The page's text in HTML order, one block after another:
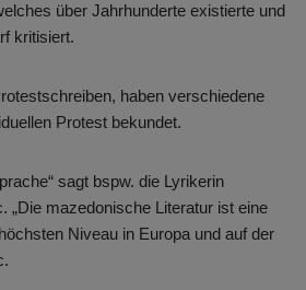
über Jahrhunderte existierte und
kritisiert.
haben verschiedene
Protest bekundet.
sagt bspw. die Lyrikerin
„Die mazedonische Literatur ist eine
Niveau in Europa und auf der